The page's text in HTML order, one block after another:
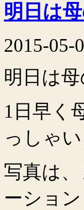
明日は母
2015-05-
明日は母
1日早く
っしゃい
写真は
ーション